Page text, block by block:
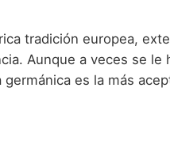
tradición europea,
Aunque a veces se le
es la más